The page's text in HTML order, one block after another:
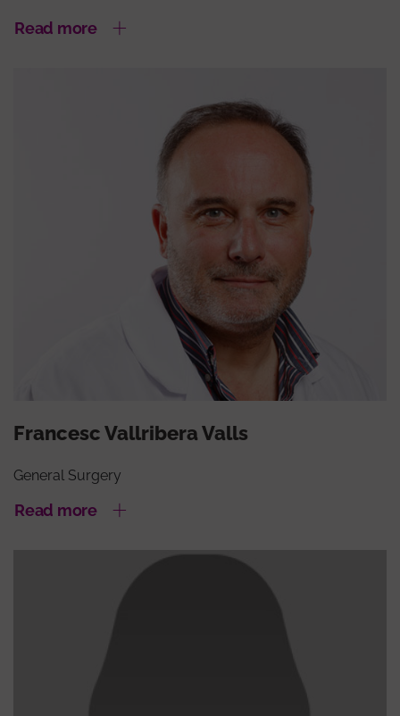
Read more
Francesc Vallribera Valls
General Surgery
Read more